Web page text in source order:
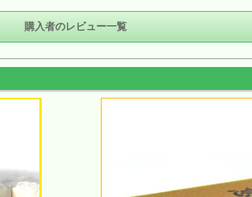
購入者のレビュー一覧